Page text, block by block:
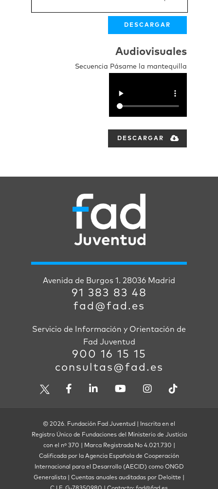
DESCARGAR
Audiovisuales
Secuencia Pásame la mantequilla
DESCARGAR
Avenida de Burgos 1. 28036 Madrid
91 383 83 48
fad@fad.es
Servicio de Información y Orientación de
Fad Juventud
900 16 15 15
consultas@fad.es
© 2026. Fundación Fad Juventud | Inscrita en el
Registro Único de Fundaciones del Ministerio de Justicia
con el nº 370 | Marca Registrada No 4.021.730 |
Calificada por la Agencia Española de Cooperación
Internacional para el Desarrollo (AECID) como ONGD
Generalista | Cuentas anuales auditadas por Deloitte |